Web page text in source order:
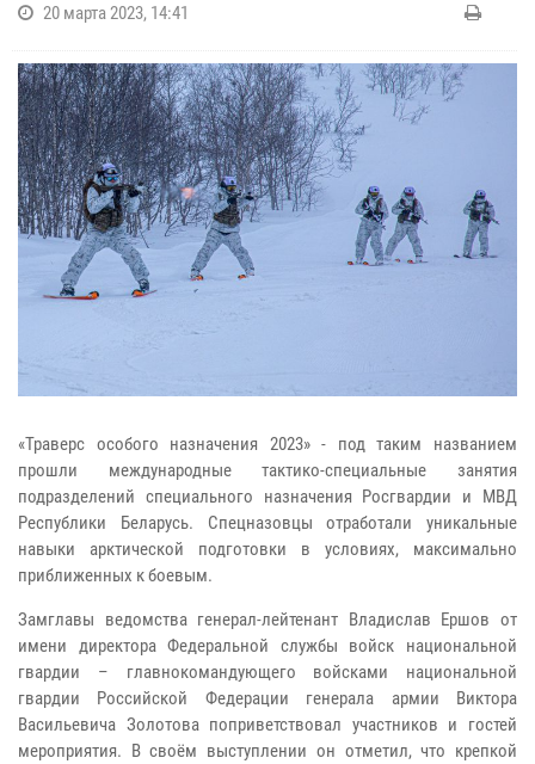
20 марта 2023, 14:41
«Траверс особого назначения 2023» - под таким названием
прошли международные тактико-специальные занятия
подразделений специального назначения Росгвардии и МВД
Республики Беларусь. Спецназовцы отработали уникальные
навыки арктической подготовки в условиях, максимально
приближенных к боевым.
Замглавы ведомства генерал-лейтенант Владислав Ершов от
имени директора Федеральной службы войск национальной
гвардии – главнокомандующего войсками национальной
гвардии Российской Федерации генерала армии Виктора
Васильевича Золотова поприветствовал участников и гостей
мероприятия. В своём выступлении он отметил, что крепкой